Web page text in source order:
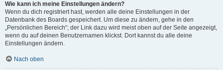
Wie kann ich meine Einstellungen ändern?
Wenn du dich registriert hast, werden alle deine Einstellungen in der
Datenbank des Boards gespeichert. Um diese zu ändern, gehe in den
„Persönlichen Bereich“; der Link dazu wird meist oben auf der Seite angezeigt,
wenn du auf deinen Benutzernamen klickst. Dort kannst du alle deine
Einstellungen ändern.
Nach oben